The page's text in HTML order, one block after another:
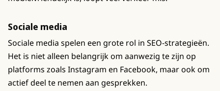
Sociale media
Sociale media spelen een grote rol in SEO-strategieën.
Het is niet alleen belangrijk om aanwezig te zijn op
platforms zoals Instagram en Facebook, maar ook om
actief deel te nemen aan gesprekken.